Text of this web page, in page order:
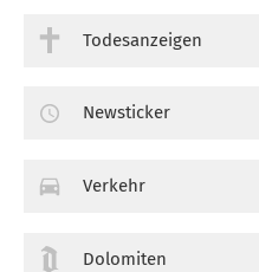
Todesanzeigen
Newsticker
Verkehr
Dolomiten